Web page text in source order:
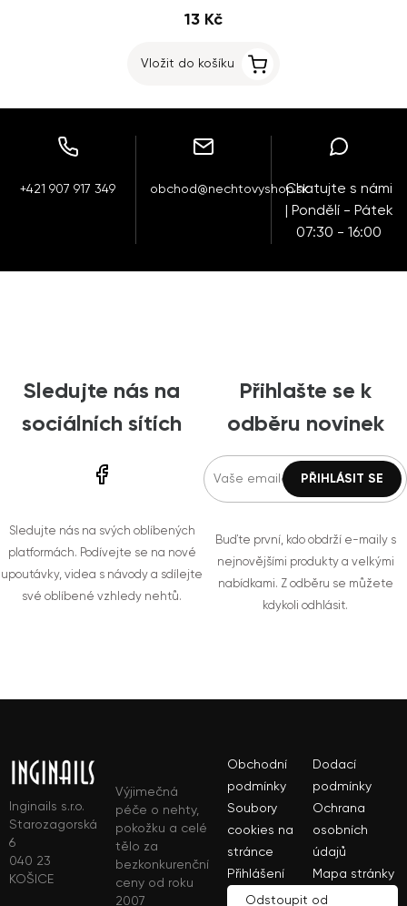
13 Kč
Vložit do košíku
+421 907 917 349 obchod@nechtovyshop.skChatujte s námi
| Pondělí - Pátek
07:30 - 16:00
Sledujte nás na
sociálních sítích
Sledujte nás na svých oblíbených
platformách. Podívejte se na nové
upoutávky, videa s návody a sdílejte
své oblíbené vzhledy nehtů.
Přihlašte se k
odběru novinek
Buďte první, kdo obdrží e-maily s
nejnovějšími produkty a velkými
nabídkami. Z odběru se můžete
kdykoli odhlásit.
Inginails s.r.o.
Starozagorská
6
040 23
KOŠICE
Výjimečná
péče o nehty,
pokožku a celé
tělo za
bezkonkurenční
ceny od roku
2007
Obchodní
podmínky
Dodací
podmínky
Soubory
cookies na
stránce
Ochrana
osobních
údajů
Přihlášení
Mapa stránky
Odstoupit od